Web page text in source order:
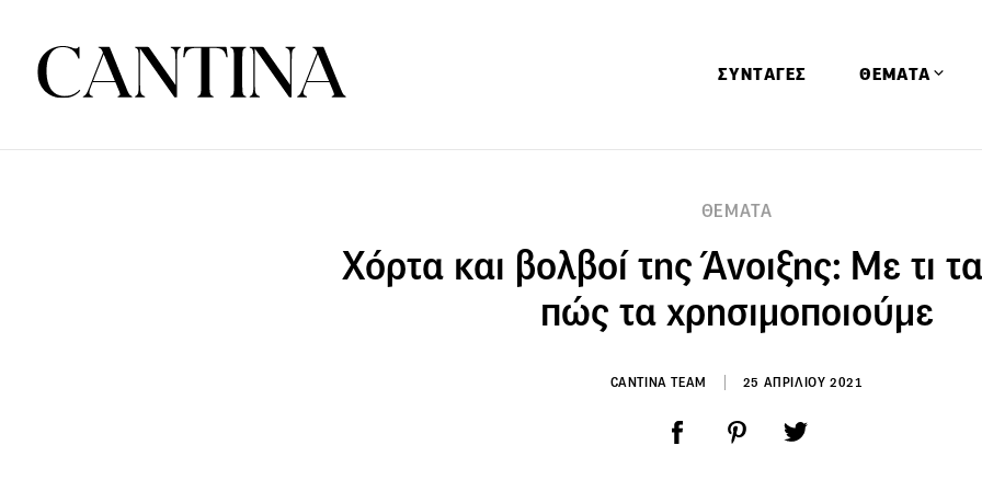
ΣΥΝΤΑΓΕΣ ΘΕΜΑΤΑ
Ειδήσεις
Έρευνες
ΘΕΜΑΤΑ
Χόρτα και βολβοί της Άνοιξης: Με τι
πώς τα χρησιμοποιούμε
CANTINA TEAM 25 ΑΠΡΙΛΙΟΥ 2021